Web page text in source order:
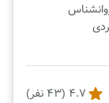
4.7
(
43 نفر)